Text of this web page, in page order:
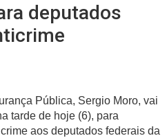
deputados
Pública, Sergio Moro, vai
tarde de hoje (6), para
aos deputados federais da